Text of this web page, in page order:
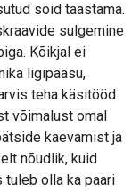
soid taastama.
sulgemine
Kõikjal ei
ligipääsu,
teha käsitööd.
võimalust omal
kaevamist ja
nõudlik, kuid
olla ka paari